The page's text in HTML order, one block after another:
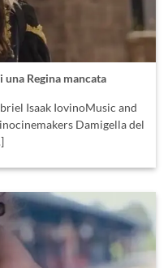
una Regina mancata
Isaak IovinoMusic and
Damigella del